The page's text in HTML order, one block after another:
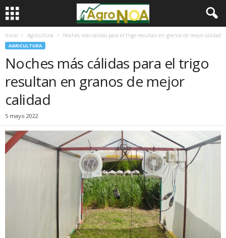
Inicio Agricultura Noches más cálidas para el trigo resultan en granos de mejor calidad
AGRICULTURA
Noches más cálidas para el trigo
resultan en granos de mejor
calidad
5 mayo 2022